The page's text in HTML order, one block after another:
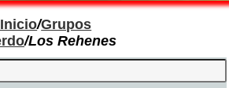
Inicio/Grupos
/Los Rehenes